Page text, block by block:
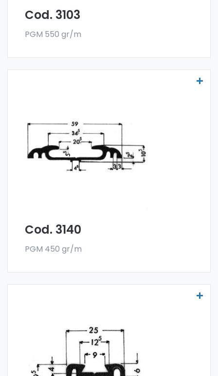
Cod. 3103
PGM 550 gr/m
Cod. 3140
PGM 450 gr/m
Las molduras para vehículos se fabrican
con la especial aleación 6060 y se venden
en el formato en barra. El pedido mínimo es
de 300 kg.
Las molduras para vehículos se fabrican
con la especial aleación 6060 y se venden
en el formato en barra. El pedido mínimo es
de 300 kg.